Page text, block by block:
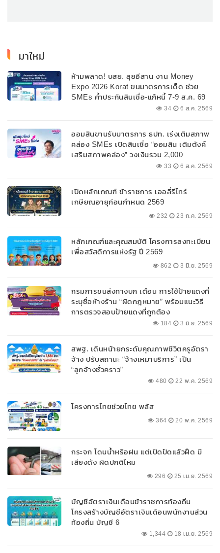
มาใหม่
ห้ามพลาด! บสย. ลุยอีสาน งาน Money
Expo 2026 Korat ขนมาตรการเด็ด ช่วย
SMEs ค้ำประกันสินเชื่อ-แก้หนี้ 7-9 ส.ค. 69
34 6 ส.ค. 2569
ออมสินขานรับมาตรการ ธปท. เร่งเติมสภาพ
คล่อง SMEs เปิดสินเชื่อ “ออมสิน เติมตังค์
เสริมสภาพคล่อง” วงเงินรวม 2,000
ลบ.สนับสนุนเงินทุนหมุนเวียนวงเงินกู้สูงสุด
33 6 ส.ค. 2569
เปิดหลักเกณฑ์ ข้าราชการ เออลี่รีไทร์
เกษียณอายุก่อนกำหนด 2569
232 23 ก.ค. 2569
หลักเกณฑ์และคุณสมบัติ โครงการลงทะเบียน
เพื่อสวัสดิการแห่งรัฐ ปี 2569
862 3 มิ.ย. 2569
กรมการขนส่งทางบก เตือน การใช้ป้ายแดงที่
ระบุชื่อห้างร้าน “ผิดกฎหมาย” พร้อมแนะวิธี
การตรวจสอบป้ายแดงที่ถูกต้อง
184 3 มิ.ย. 2569
สพฐ. เดินหน้ายกระดับคุณภาพชีวิตครูอัตรา
จ้าง ปรับสถานะ “จ้างเหมาบริการ” เป็น
“ลูกจ้างชั่วคราว”
480 22 พ.ค. 2569
โครงการไทยช่วยไทย พลัส
364 20 พ.ค. 2569
กระจก โดนน้ำหรือฝน แต่เปิดปัดแล้วฝืด มี
เสียงดัง ผิดปกติไหม
296 25 เม.ย. 2569
บัญชีอัตราเงินเดือนข้าราชการท้องถิ่น
โครงสร้างบัญชีอัตราเงินเดือนพนักงานส่วน
ท้องถิ่น บัญชี 6
1,344 18 เม.ย. 2569